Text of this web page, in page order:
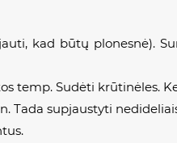
kad būtų plonesnė).
temp. Sudėti krūtinėles.
Tada supjaustyti